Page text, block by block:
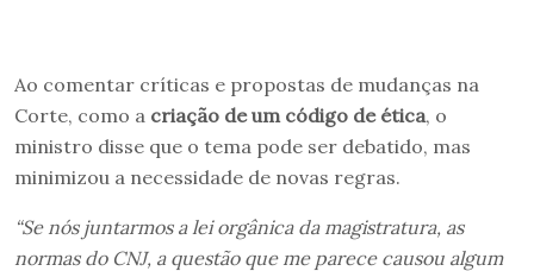
Ao comentar críticas e propostas de mudanças na
Corte, como a criação de um código de ética, o
ministro disse que o tema pode ser debatido, mas
minimizou a necessidade de novas regras.
“Se nós juntarmos a lei orgânica da magistratura, as
normas do CNJ, a questão que me parece causou algum